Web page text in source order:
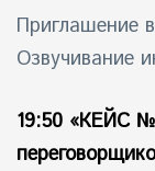
Приглашение
Озвучивание
19:50 «КЕЙС